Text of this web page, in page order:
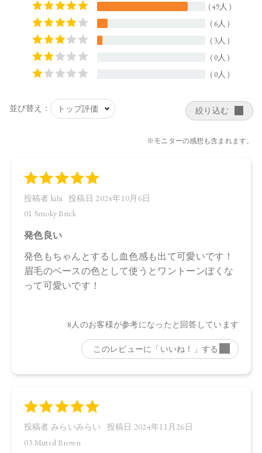
【商品サイズ】
44.0×15.0×44.5㎜
【全成分】
・01 Smoky Brick
ラウロイルリシン、シリカ、スクワラン、トリ（カプリル酸
ステアリル／フィトステリル）、タルク、イソステアリン酸
水添ヒマシ油、ジステアリン酸Ａｌ、セタノール、トコフェ
ジカ種子油、ホホバ種子油、ローズマリー葉油、アンズ核
マイカ、酸化鉄、グンジョウ
・02 Graceful Marron
タルク、ラウロイルリシン、シリカ、スクワラン、トリ（カ
ジ（イソステアリル／フィトステリル）、イソステアリン酸
水添ヒマシ油、ジステアリン酸Ａｌ、セタノール、トコフェ
ロール、水酸化Ａｌ、アルガニアスピノサ核油、オプンチア
フィクスインジカ種子油、ホホバ種子油、ローズマリー葉
油、アンズ核油、オリーブ果実油、カニナバラ果実油、ヒマ
タルク、ラウロイルリシン、シリカ、スクワラン、トリ（カ
プリル酸／カプリン酸）グリセリル、ダイマージリノール酸
ジ（イソステアリル／フィトステリル）、イソステアリン酸
ロール、水酸化Ａｌ、アルガニアスピノサ核油、オプンチア
フィクスインジカ種子油、ホホバ種子油、ローズマリー葉
油、アンズ核油、オリーブ果実油、カニナバラ果実油、ヒマ
ワリ種子油、マイカ、酸化鉄、酸化チタン、グンジョウ